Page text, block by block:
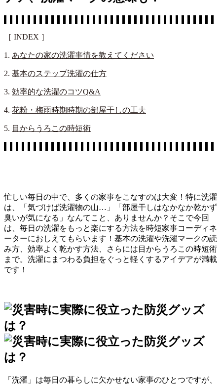
［ INDEX ］
1. あなたの家の洗濯事情を教えてください
2. 基本のステップ洗濯の仕方
3. 効率的な洗濯のコツQ&A
4. 花粉・梅雨時期時期の部屋干しの工夫
5. 目からうろこの時短術
忙しい毎日の中で、多くの家事をこなすのは大変！特に洗濯
は、「気づけば洗濯物の山…」「部屋干しはなかなか乾かず
臭いが気になる」なんてこと、ありませんか？そこで今回
は、毎日の洗濯をもっと楽にする方法を時短家事コーディネ
ーターにおしえてもらいます！基本の洗濯や洗濯マークの読
み方、効率よく乾かす方法、さらには目からうろこの時短術
まで。洗濯にまつわる負担をぐっと軽くするアイデアが満載
です！
「洗濯」は毎日の暮らしに欠かせない家事のひとつですが、